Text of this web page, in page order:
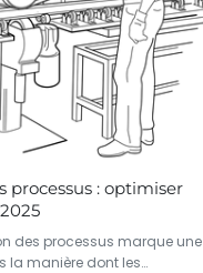
processus : optimiser
des processus marque une
la manière dont les…